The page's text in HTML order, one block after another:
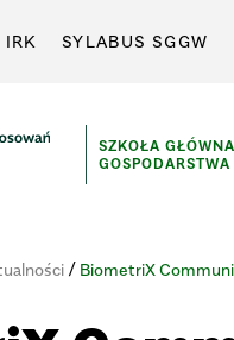
IRK SYLABUS SGGW
SZKOŁA GŁÓWNA
/ BiometriX